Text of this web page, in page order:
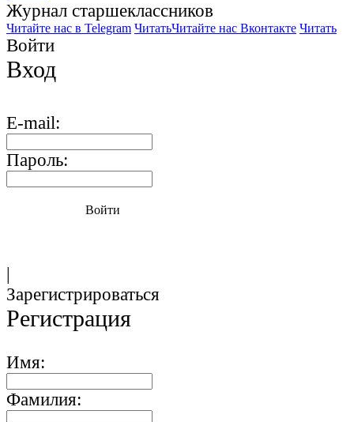
Журнал старшекласcников
Читайте нас в Telegram ЧитатьЧитайте нас Вконтакте Читать
Войти
Вход
E-mail:
Пароль:
Войти
|
Зарегистрироваться
Регистрация
Имя:
Фамилия: